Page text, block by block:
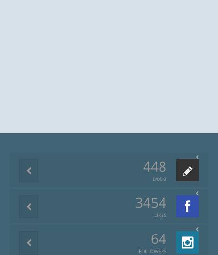
448
פוסטים
3454
LIKES
64
FOLLOWERS